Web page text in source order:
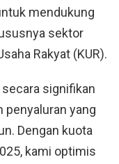
mendukung
sektor
Rakyat (KUR).
signifikan
penyaluran yang
Dengan kuota
kami optimis